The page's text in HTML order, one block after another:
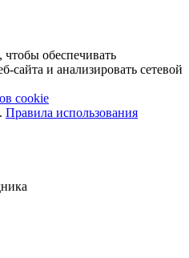
обеспечивать
сайта и анализировать сетевой
cookie
Правила использования